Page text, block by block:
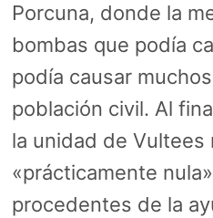
Porcuna, donde la
bombas que podía
podía causar
población civil. Al
la unidad de Vultees
«prácticamente
procedentes de la